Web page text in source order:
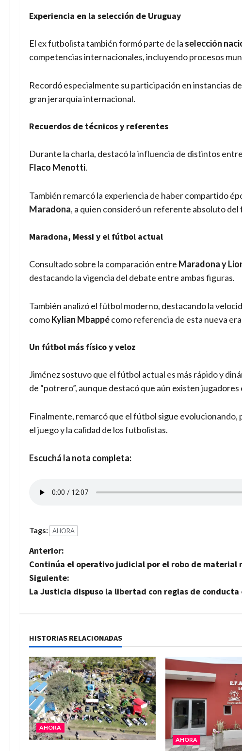
Experiencia en la selección de Uruguay
El ex futbolista también formó parte de la selección
competencias internacionales, incluyendo procesos
Recordó especialmente su participación en instancias
gran jerarquía internacional.
Recuerdos de técnicos y referentes
Durante la charla, destacó la influencia de distintos
Flaco Menotti.
También remarcó la experiencia de haber compartido
Maradona, a quien consideró un referente absoluto del
Maradona, Messi y el fútbol actual
Consultado sobre la comparación entre Maradona y
destacando la vigencia del debate entre ambas figuras.
También analizó el fútbol moderno, destacando la
comoKylian Mbappécomo referencia de esta nueva
Un fútbol más físico y veloz
Jiménez sostuvo que el fútbol actual es más rápido y
de “potrero”, aunque destacó que aún existen
Finalmente, remarcó que el fútbol sigue evolucionando,
el juego y la calidad de los futbolistas.
Escuchá la nota completa:
Tags: AHORA
N
a
v
g
a
c
i
ó
n
Anterior:
Continúa el operativo judicial por el robo de
Siguiente:
La Justicia dispuso la libertad con reglas de
HISTORIAS RELACIONADAS
AHORA
AHORA